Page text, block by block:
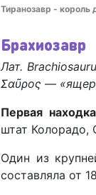
Тиранозавр - король
Брахиозавр
Лат.
Σαῦρος —
Первая
штат
Один из
составляла от